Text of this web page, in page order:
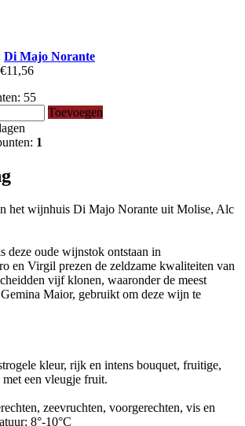
Di Majo Norante
€11,56
55
Toevoegen
1
het wijnhuis Di Majo Norante uit Molise, Alc
deze oude wijnstok ontstaan ​​in
en Virgil prezen de zeldzame kwaliteiten van
vijf klonen, waaronder de meest
Maior, gebruikt om deze wijn te
kleur, rijk en intens bouquet, fruitige,
met een vleugje fruit.
zeevruchten, voorgerechten, vis en
8°-10°C